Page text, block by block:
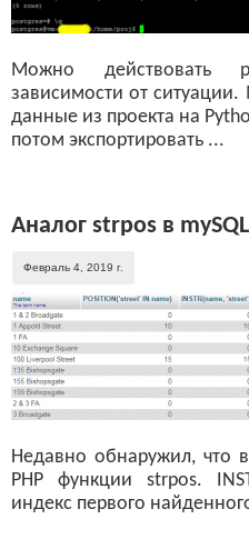
Можно действовать
зависимости от
данные из проекта на
потом экспортировать ...
Аналог strpos в mySQL
Февраль 4, 2019 г.
Недавно обнаружил, что
PHP функции strpos.
индекс первого